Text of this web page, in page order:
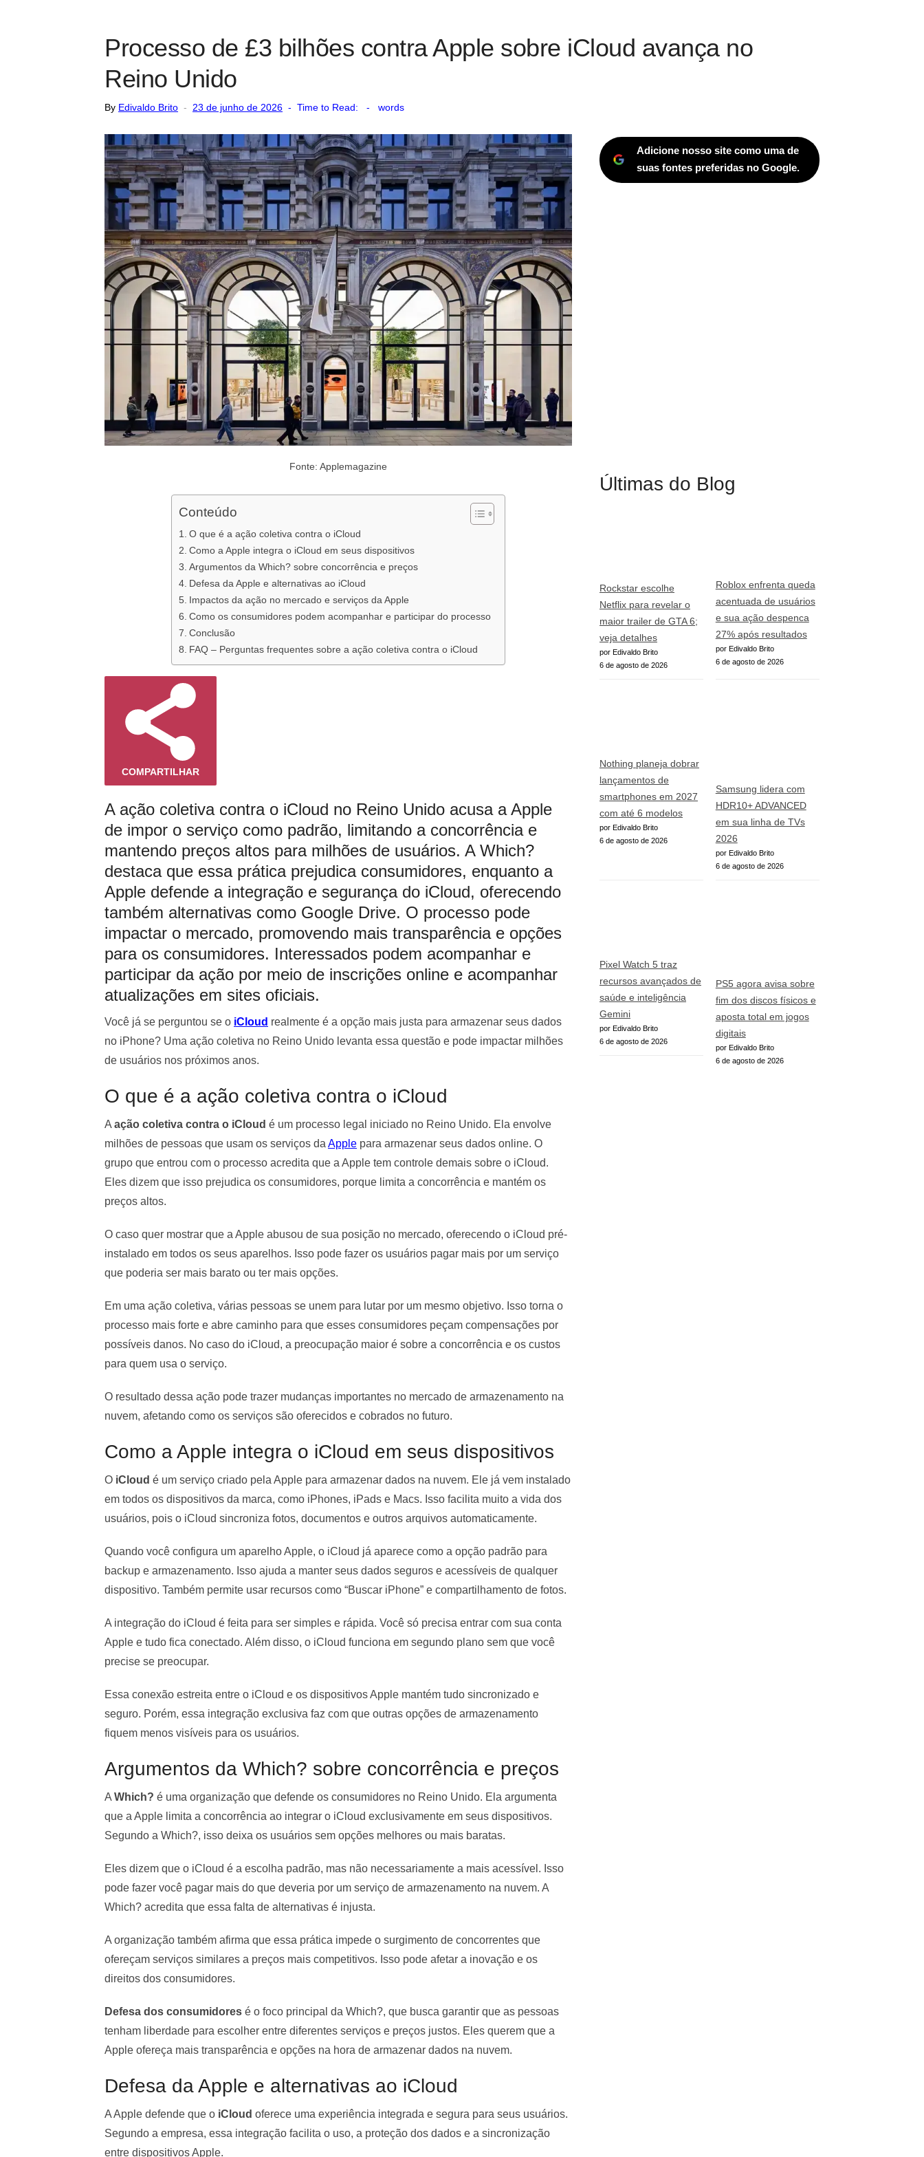
Processo de £3 bilhões contra Apple sobre iCloud avança no
Reino Unido
By Edivaldo Brito
Posted
23 de junho de 2026 Time to Read: - words
Fonte: Applemagazine
Conteúdo
O que é a ação coletiva contra o iCloud
Como a Apple integra o iCloud em seus dispositivos
Argumentos da Which? sobre concorrência e preços
Defesa da Apple e alternativas ao iCloud
Impactos da ação no mercado e serviços da Apple
Como os consumidores podem acompanhar e participar do processo
Conclusão
FAQ – Perguntas frequentes sobre a ação coletiva contra o iCloud
COMPARTILHAR
A ação coletiva contra o iCloud no Reino Unido acusa a Apple
de impor o serviço como padrão, limitando a concorrência e
mantendo preços altos para milhões de usuários. A Which?
destaca que essa prática prejudica consumidores, enquanto a
Apple defende a integração e segurança do iCloud, oferecendo
também alternativas como Google Drive. O processo pode
impactar o mercado, promovendo mais transparência e opções
para os consumidores. Interessados podem acompanhar e
participar da ação por meio de inscrições online e acompanhar
atualizações em sites oficiais.
Você já se perguntou se o iCloud realmente é a opção mais justa para armazenar seus dados
no iPhone? Uma ação coletiva no Reino Unido levanta essa questão e pode impactar milhões
de usuários nos próximos anos.
O que é a ação coletiva contra o iCloud
A ação coletiva contra o iCloud é um processo legal iniciado no Reino Unido. Ela envolve
milhões de pessoas que usam os serviços da Apple para armazenar seus dados online. O
grupo que entrou com o processo acredita que a Apple tem controle demais sobre o iCloud.
Eles dizem que isso prejudica os consumidores, porque limita a concorrência e mantém os
preços altos.
O caso quer mostrar que a Apple abusou de sua posição no mercado, oferecendo o iCloud pré-
instalado em todos os seus aparelhos. Isso pode fazer os usuários pagar mais por um serviço
que poderia ser mais barato ou ter mais opções.
Em uma ação coletiva, várias pessoas se unem para lutar por um mesmo objetivo. Isso torna o
processo mais forte e abre caminho para que esses consumidores peçam compensações por
possíveis danos. No caso do iCloud, a preocupação maior é sobre a concorrência e os custos
para quem usa o serviço.
O resultado dessa ação pode trazer mudanças importantes no mercado de armazenamento na
nuvem, afetando como os serviços são oferecidos e cobrados no futuro.
Como a Apple integra o iCloud em seus dispositivos
O iCloud é um serviço criado pela Apple para armazenar dados na nuvem. Ele já vem instalado
em todos os dispositivos da marca, como iPhones, iPads e Macs. Isso facilita muito a vida dos
usuários, pois o iCloud sincroniza fotos, documentos e outros arquivos automaticamente.
Quando você configura um aparelho Apple, o iCloud já aparece como a opção padrão para
backup e armazenamento. Isso ajuda a manter seus dados seguros e acessíveis de qualquer
dispositivo. Também permite usar recursos como “Buscar iPhone” e compartilhamento de fotos.
A integração do iCloud é feita para ser simples e rápida. Você só precisa entrar com sua conta
Apple e tudo fica conectado. Além disso, o iCloud funciona em segundo plano sem que você
precise se preocupar.
Essa conexão estreita entre o iCloud e os dispositivos Apple mantém tudo sincronizado e
seguro. Porém, essa integração exclusiva faz com que outras opções de armazenamento
fiquem menos visíveis para os usuários.
Argumentos da Which? sobre concorrência e preços
A Which? é uma organização que defende os consumidores no Reino Unido. Ela argumenta
que a Apple limita a concorrência ao integrar o iCloud exclusivamente em seus dispositivos.
Segundo a Which?, isso deixa os usuários sem opções melhores ou mais baratas.
Eles dizem que o iCloud é a escolha padrão, mas não necessariamente a mais acessível. Isso
pode fazer você pagar mais do que deveria por um serviço de armazenamento na nuvem. A
Which? acredita que essa falta de alternativas é injusta.
A organização também afirma que essa prática impede o surgimento de concorrentes que
ofereçam serviços similares a preços mais competitivos. Isso pode afetar a inovação e os
direitos dos consumidores.
Defesa dos consumidores é o foco principal da Which?, que busca garantir que as pessoas
tenham liberdade para escolher entre diferentes serviços e preços justos. Eles querem que a
Apple ofereça mais transparência e opções na hora de armazenar dados na nuvem.
Defesa da Apple e alternativas ao iCloud
A Apple defende que o iCloud oferece uma experiência integrada e segura para seus usuários.
Segundo a empresa, essa integração facilita o uso, a proteção dos dados e a sincronização
entre dispositivos Apple.
Adicione nosso site como uma de
suas fontes preferidas no Google.
Últimas do Blog
Rockstar escolhe
Netflix para revelar o
maior trailer de GTA 6;
veja detalhes
por Edivaldo Brito
6 de agosto de 2026
Roblox enfrenta queda
acentuada de usuários
e sua ação despenca
27% após resultados
por Edivaldo Brito
6 de agosto de 2026
Nothing planeja dobrar
lançamentos de
smartphones em 2027
com até 6 modelos
por Edivaldo Brito
6 de agosto de 2026
Samsung lidera com
HDR10+ ADVANCED
em sua linha de TVs
2026
por Edivaldo Brito
6 de agosto de 2026
Pixel Watch 5 traz
recursos avançados de
saúde e inteligência
Gemini
por Edivaldo Brito
6 de agosto de 2026
PS5 agora avisa sobre
fim dos discos físicos e
aposta total em jogos
digitais
por Edivaldo Brito
6 de agosto de 2026